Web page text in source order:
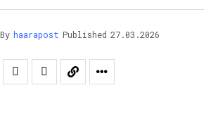
By haarapost Published 27.03.2026